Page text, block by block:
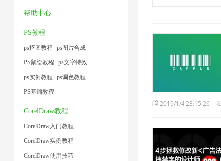
帮助中心
PS教程
ps抠图教程 ps图片合成
PS鼠绘教程 ps文字特效
ps实例教程 ps调色教程
PS基础教程
CorelDraw教程
CorelDraw入门教程
CorelDraw实例教程
CorelDraw使用技巧
2019/1/4 23:15:26